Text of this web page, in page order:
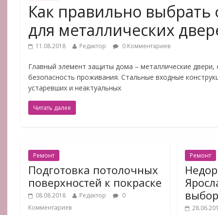
Как правильно выбрать
для металлических
11.08.2018 Редактор 0 Комментариев
Главный элемент защиты дома – металлические
безопасность проживания. Стальные входные
устаревших и неактуальных
Читать далее
Ремонт
Подготовка потолочных
поверхностей к покраске
08.08.2018 Редактор
0
Комментариев
Ремонт